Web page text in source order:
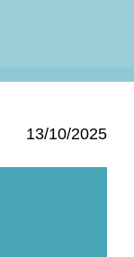
13/10/2025